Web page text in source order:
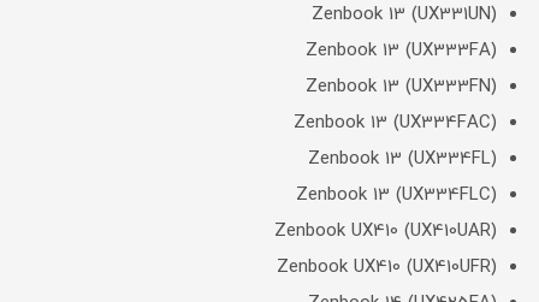
Zenbook 13 (UX331UN)
Zenbook 13 (UX333FA)
Zenbook 13 (UX333FN)
Zenbook 13 (UX334FAC)
Zenbook 13 (UX334FL)
Zenbook 13 (UX334FLC)
Zenbook UX410 (UX410UAR)
Zenbook UX410 (UX410UFR)